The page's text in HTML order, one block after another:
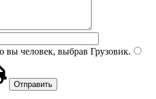
вы человек, выбрав Грузовик.